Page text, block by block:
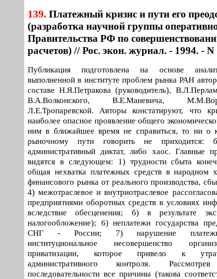
139. Платежный кризис и пути его
(разработка научной группы
Правительства РФ по
расчетов) // Рос. экон. журнал. - 1994. -
Публикация подготовлена на основе
выполненной в институте проблем рынка РАН
составе Н.Я.Петракова (руководитель),
В.А.Волконского, В.Е.Маневича,
Л.Е.Тропаревской. Авторы констатируют, что
наиболее опасное проявление общего
ним в ближайшее время не справиться, то ни о
рыночному пути говорить не приходится:
административный диктат, либо хаос. Главные
видятся в следующем: 1) трудности сбыта
общая нехватка платежных средств в народном
финансового рынка от реального производства,
4) межотраслевое и внутриотраслевое
предприятиями оборотных средств в условиях
вследствие обесценения; б) в результате
налогообложение); 6) неплатежи государства
СНГ - России; 7) нарушение
институциональное несовершенство
приватизации, которое привело к
административного контроля.
последовательности все причины (такова